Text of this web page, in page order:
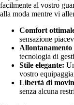
facilmente al vostro
alla moda mentre vi
Comfort
sensazione
tecnologia di
Stile elegante:
vostro
Libertà di
senza alcuna